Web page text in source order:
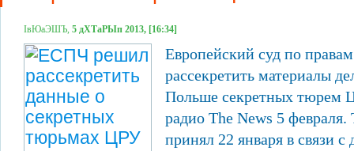
ІвЮаЭШЪ, 5 дХТаРЫп 2013, [16:34]
Европейский суд по
рассекретить материалы
Польше секретных тюрем
радио The News 5 февраля.
принял 22 января в связи